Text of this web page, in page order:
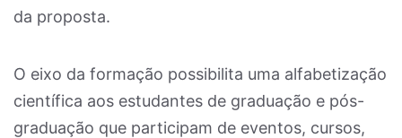
da proposta.
O eixo da formação possibilita uma alfabetização
científica aos estudantes de graduação e pós-
graduação que participam de eventos, cursos,